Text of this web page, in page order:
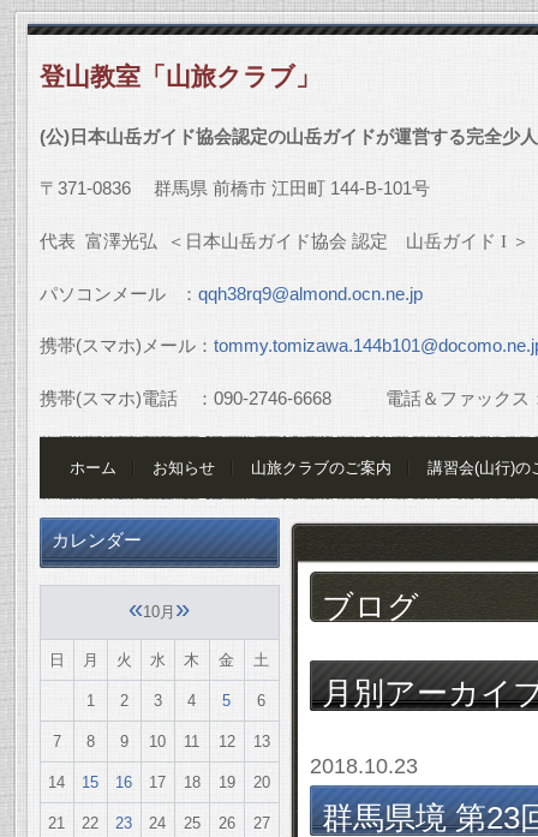
登山教室「山旅クラブ」
(公)日本山岳ガイド協会認定の山岳ガイドが運営する完全少
〒 371-0836 群馬県 前橋市 江田町 144-B-101号
代表 富澤光弘 ＜日本山岳ガイド協会 認定 山岳ガイド I ＞
パソコンメール ： qqh38rq9@almond.ocn.ne.jp
携帯(スマホ)メール：
携帯(スマホ)電話 ： 090-2746-6668電話＆ファックス
ホーム お知らせ 山旅クラブのご案内 講習会(山行)の
ブログ
月別アーカイ
2018.10.23
群馬県境 第23
カレンダー
«10月 »
日 月 火 水 木 金 土
1 2 3 4 5 6
7 8 9 10 11 12 13
14 15 16 17 18 19 20
21 22 23 24 25 26 27